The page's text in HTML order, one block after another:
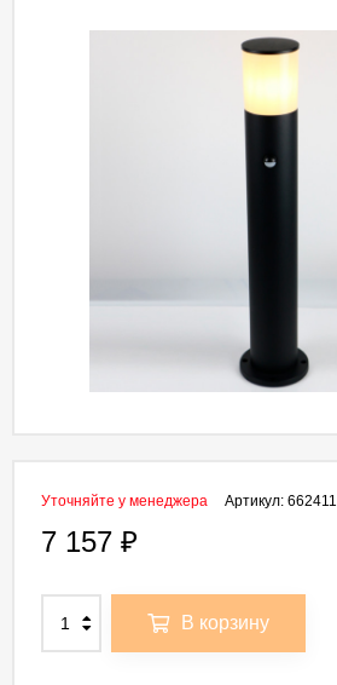
Артикул: 662411
Уточняйте у менеджера
7 157 ₽
В корзину